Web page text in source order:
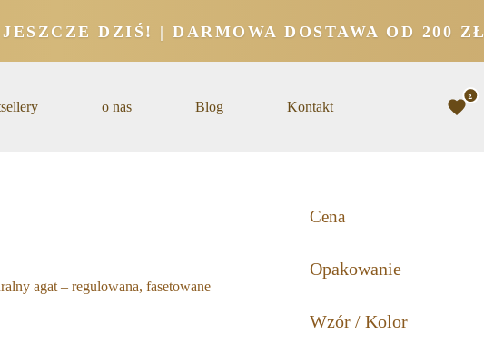
DZIŚ! | DARMOWA DOSTAWA OD 200 ZŁ
o nas Blog Kontakt
2
agat – regulowana, fasetowane
Cena
Opakowanie
Wzór / Kolor